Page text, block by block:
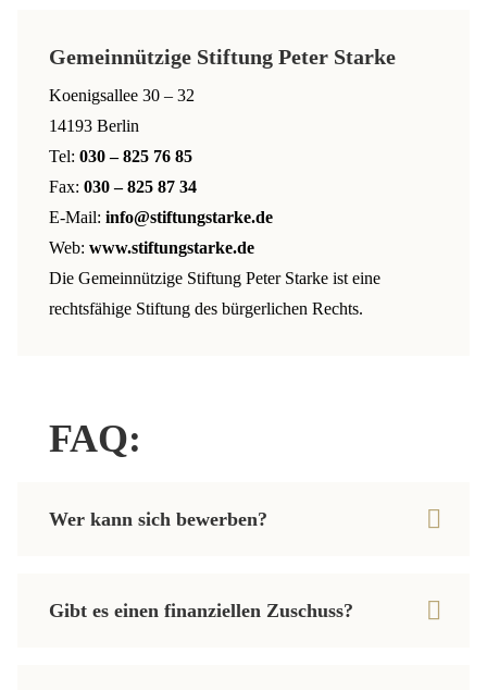
Gemeinnützige Stiftung Peter Starke
Koenigsallee 30 – 32
14193 Berlin
Tel:030 – 825 76 85
Fax:030 – 825 87 34
E-Mail:info@stiftungstarke.de
Web:www.stiftungstarke.de
Die Gemeinnützige Stiftung Peter Starke ist eine
rechtsfähige Stiftung des bürgerlichen Rechts.
FAQ:
Wer kann sich bewerben?
Gibt es einen finanziellen Zuschuss?